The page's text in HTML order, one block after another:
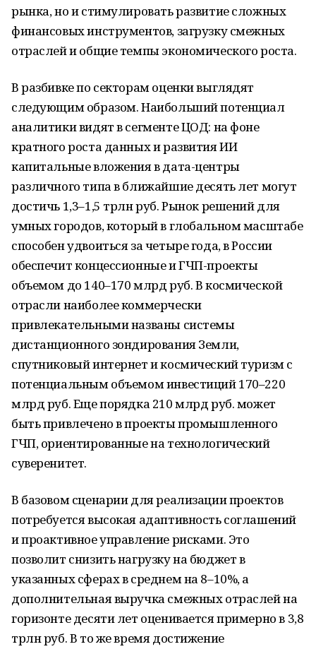
рынка, но и стимулировать развитие сложных
финансовых инструментов, загрузку смежных
отраслей и общие темпы экономического роста.
В разбивке по секторам оценки выглядят
следующим образом. Наибольший потенциал
аналитики видят в сегменте ЦОД: на фоне
кратного роста данных и развития ИИ
капитальные вложения в дата-центры
различного типа в ближайшие десять лет могут
достичь 1,3–1,5 трлн руб. Рынок решений для
умных городов, который в глобальном масштабе
способен удвоиться за четыре года, в России
обеспечит концессионные и ГЧП-проекты
объемом до 140–170 млрд руб. В космической
отрасли наиболее коммерчески
привлекательными названы системы
дистанционного зондирования Земли,
спутниковый интернет и космический туризм с
потенциальным объемом инвестиций 170–220
млрд руб. Еще порядка 210 млрд руб. может
быть привлечено в проекты промышленного
ГЧП, ориентированные на технологический
суверенитет.
В базовом сценарии для реализации проектов
потребуется высокая адаптивность соглашений
и проактивное управление рисками. Это
позволит снизить нагрузку на бюджет в
указанных сферах в среднем на 8–10%, а
дополнительная выручка смежных отраслей на
горизонте десяти лет оценивается примерно в 3,8
трлн руб. В то же время достижение